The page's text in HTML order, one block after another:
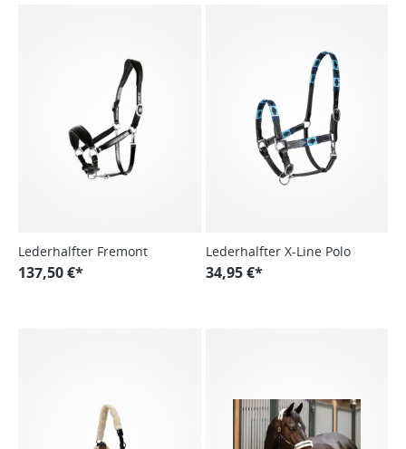
Lederhalfter Fremont
137,50 €*
Lederhalfter X-Line Polo
34,95 €*